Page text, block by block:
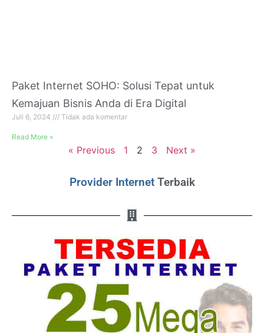
Paket Internet SOHO: Solusi Tepat untuk
Kemajuan Bisnis Anda di Era Digital
Juli 6, 2024 Tidak ada komentar
Read More »
« Previous 1 2 3 Next »
Provider Internet Terbaik